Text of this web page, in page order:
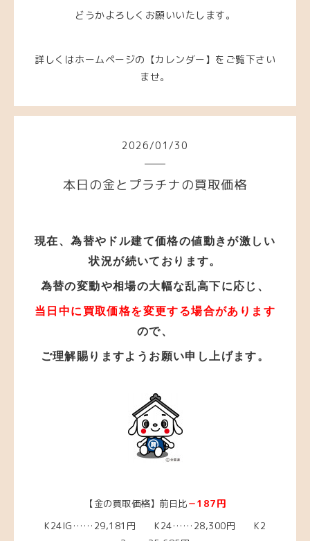
どうかよろしくお願いいたします。
詳しくはホームページの【カレンダー】をご覧下さい
ませ。
2026/01 /30
本日の金とプラチナの買取価格
現在、為替やドル建て価格の値動きが激しい
状況が続いております。
為替の変動や相場の大幅な乱高下に応じ、
当日中に買取価格を変更する場合があります
ので、
ご理解賜りますようお願い申し上げます。
【金の買取価格】前日比－187円
K24IG……29,181円 K24……28,300円 K2